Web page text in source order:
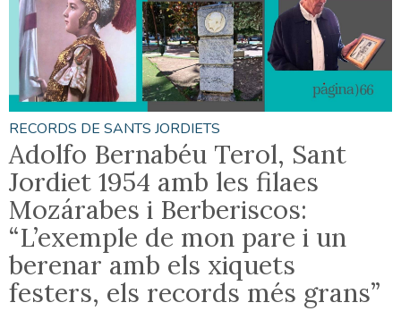
RECORDS DE SANTS JORDIETS
Adolfo Bernabéu Terol, Sant
Jordiet 1954 amb les filaes
Mozárabes i Berberiscos:
“L’exemple de mon pare i un
berenar amb els xiquets
festers, els records més grans”